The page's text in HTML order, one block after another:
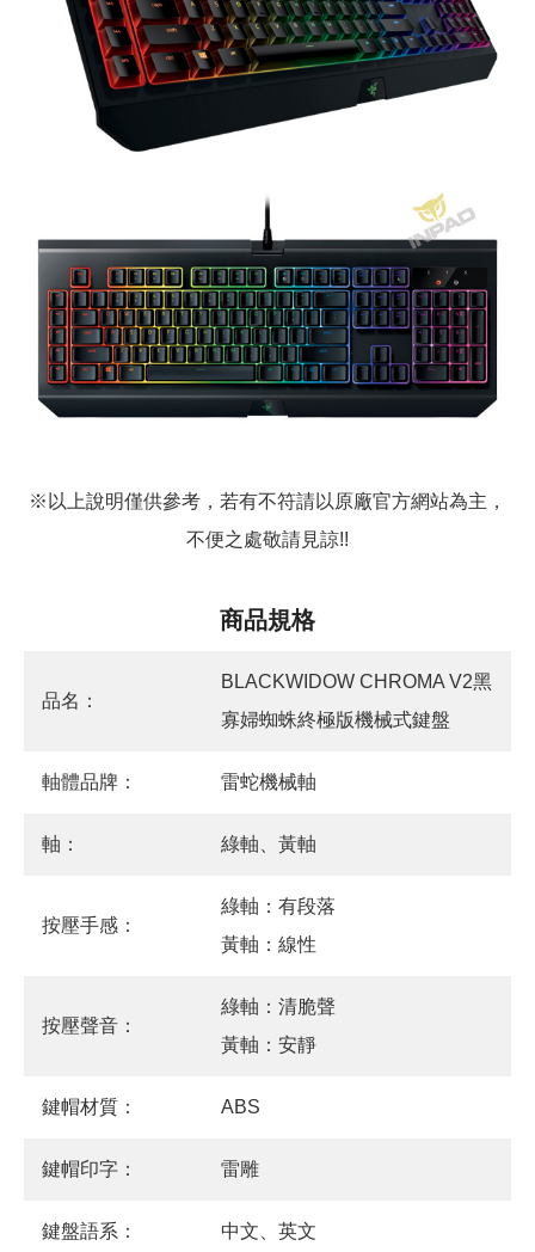
※以上說明僅供參考，若有不符請以原廠官方網站為主，
不便之處敬請見諒!!
商品規格
品名：
BLACKWIDOW CHROMA V2黑
寡婦蜘蛛終極版機械式鍵盤
軸體品牌： 雷蛇機械軸
軸： 綠軸、黃軸
按壓手感：
綠軸：有段落
黃軸：線性
按壓聲音：
綠軸：清脆聲
黃軸：安靜
鍵帽材質： ABS
鍵帽印字： 雷雕
鍵盤語系： 中文、英文